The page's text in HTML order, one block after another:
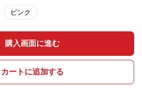
ピンク
購入画面に進む
カートに追加する